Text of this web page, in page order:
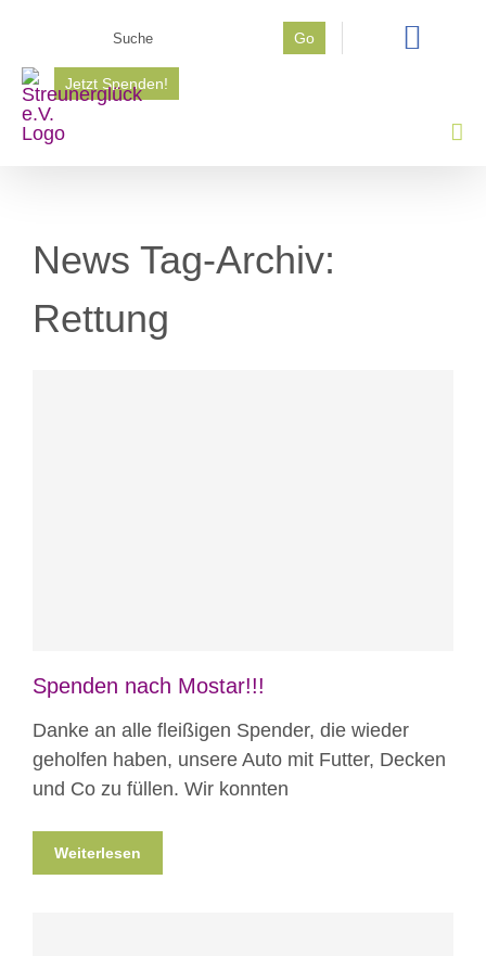
springen
Go
Jetzt Spenden!
News Tag-Archiv:
Rettung
Spenden nach Mostar!!!
Danke an alle fleißigen Spender, die wieder
geholfen haben, unsere Auto mit Futter, Decken
und Co zu füllen. Wir konnten
Weiterlesen